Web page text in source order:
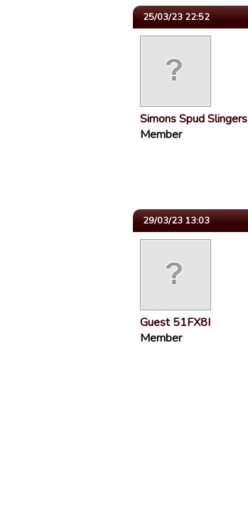
25/03/23 22:52
Simons Spud Slingers
Member
29/03/23 13:03
Guest 51FX8I
Member